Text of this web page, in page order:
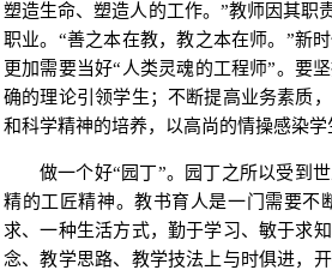
塑造生命、塑造人的工作。”教师因其职
职业。“善之本在教，教之本在师。”新
更加需要当好“人类灵魂的工程师”。要
确的理论引领学生；不断提高业务素质
和科学精神的培养，以高尚的情操感染
做一个好“园丁”。园丁之所以受到
精的工匠精神。教书育人是一门需要不
求、一种生活方式，勤于学习、敏于求
念、教学思路、教学技法上与时俱进，